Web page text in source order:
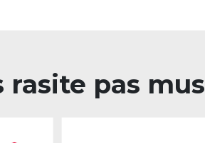
pas mus